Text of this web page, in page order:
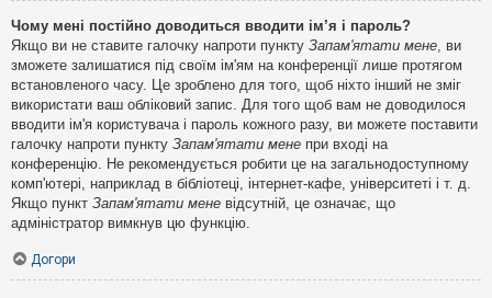
Чому мені постійно доводиться вводити ім’я і пароль?
Якщо ви не ставите галочку напроти пункту Запам'ятати мене , ви
зможете залишатися під своїм ім'ям на конференції лише протягом
встановленого часу. Це зроблено для того, щоб ніхто інший не зміг
використати ваш обліковий запис. Для того щоб вам не доводилося
вводити ім'я користувача і пароль кожного разу, ви можете поставити
галочку напроти пункту Запам'ятати мене при вході на
конференцію. Не рекомендується робити це на загальнодоступному
комп'ютері, наприклад в бібліотеці, інтернет-кафе, університеті і т. д.
Якщо пункт Запам'ятати мене відсутній, це означає, що
адміністратор вимкнув цю функцію.
Догори